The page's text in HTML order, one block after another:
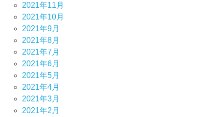
2021年11月
2021年10月
2021年9月
2021年8月
2021年7月
2021年6月
2021年5月
2021年4月
2021年3月
2021年2月